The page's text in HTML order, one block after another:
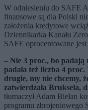
W odniesieniu do SAFE
finansowe są dla Polski
założenia kredytowe
Dziennikarka Kanału
SAFE oprocentowane
– Nie 3 proc., bo padają
padała też liczba 4
drugie, my nie chcemy,
zatwierdzała Bruksela,
tłumaczył Adam Bielan
programu zbrojeniowego